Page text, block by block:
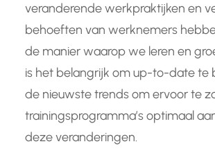
veranderende werkpraktijken en
behoeften van werknemers
de manier waarop we leren en
is het belangrijk om up-to-date te
de nieuwste trends om ervoor te
trainingsprogramma’s optimaal
deze veranderingen.